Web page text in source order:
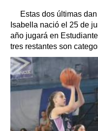
Estas dos últimas
Isabella nació el 25 de
año jugará en
tres restantes son